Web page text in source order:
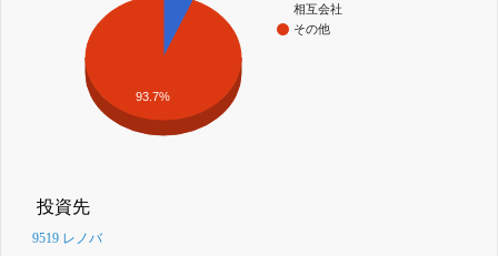
相互会社
その他
93.7%
投資先
9519 レノバ